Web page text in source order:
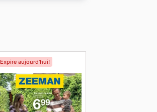
Expire aujourd'hui!